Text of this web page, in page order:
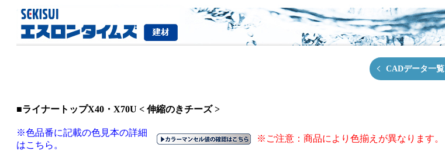
CADデータ一覧
■ライナートップX40・X70U < 伸縮のきチーズ >
※色品番に記載の色見本の詳細
はこちら。
※ご注意：商品により色揃えが異なります。